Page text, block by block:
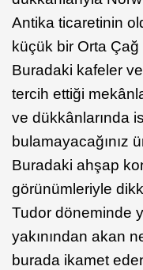
Antika ticaretinin
küçük bir Orta
Buradaki kafeler
tercih ettiği
ve dükkânlarında
bulamayacağınız
Buradaki ahşap
görünümleriyle
Tudor döneminde
yakınından akan
burada ikamet